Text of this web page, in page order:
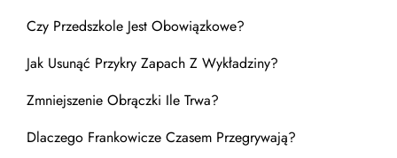
Czy Przedszkole Jest Obowiązkowe?
Jak Usunąć Przykry Zapach Z Wykładziny?
Zmniejszenie Obrączki Ile Trwa?
Dlaczego Frankowicze Czasem Przegrywają?